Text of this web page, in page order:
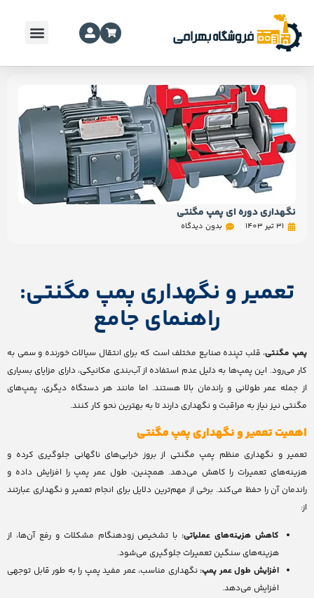
نگهداری دوره ای پمپ مگنتی
31 تیر 1403 بدون دیدگاه
تعمیر و نگهداری پمپ مگنتی:
راهنمای جامع
پمپ مگنتی، قلب تپنده صنایع مختلف است که برای انتقال سیالات خورنده و سمی به
کار می‌رود. این پمپ‌ها به دلیل عدم استفاده از آب‌بندی مکانیکی، دارای مزایای بسیاری
از جمله عمر طولانی و راندمان بالا هستند. اما مانند هر دستگاه دیگری، پمپ‌های
مگنتی نیز نیاز به مراقبت و نگهداری دارند تا به بهترین نحو کار کنند.
اهمیت تعمیر و نگهداری پمپ مگنتی
تعمیر و نگهداری منظم پمپ مگنتی از بروز خرابی‌های ناگهانی جلوگیری کرده و
هزینه‌های تعمیرات را کاهش می‌دهد. همچنین، طول عمر پمپ را افزایش داده و
راندمان آن را حفظ می‌کند. برخی از مهم‌ترین دلایل برای انجام تعمیر و نگهداری عبارتند
از:
کاهش هزینه‌های عملیاتی: با تشخیص زودهنگام مشکلات و رفع آن‌ها، از
هزینه‌های سنگین تعمیرات جلوگیری می‌شود.
افزایش طول عمر پمپ: نگهداری مناسب، عمر مفید پمپ را به طور قابل توجهی
افزایش می‌دهد.